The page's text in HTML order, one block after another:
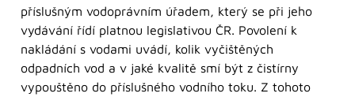
příslušným vodoprávním úřadem, který se při jeho
vydávání řídí platnou legislativou ČR. Povolení k
nakládání s vodami uvádí, kolik vyčištěných
odpadních vod a v jaké kvalitě smí být z čistírny
vypouštěno do příslušného vodního toku. Z tohoto